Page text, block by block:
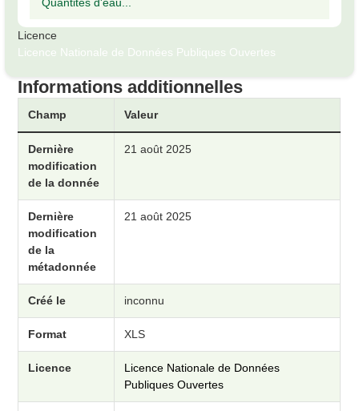
Quantités d'eau...
Licence
Licence Nationale de Données Publiques Ouvertes
Informations additionnelles
Champ Valeur
Dernière
modification
de la donnée
21 août 2025
Dernière
modification
de la
métadonnée
21 août 2025
Créé le inconnu
Format XLS
Licence
Licence Nationale de Données
Publiques Ouvertes